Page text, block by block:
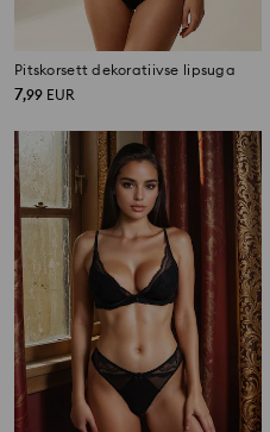
Pitskorsett dekoratiivse lipsuga
7,99 EUR